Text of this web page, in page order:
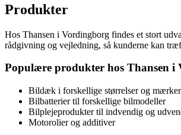
Produkter
Hos Thansen i Vordingborg findes et stort
rådgivning og vejledning, så kunderne kan
Populære produkter hos Thansen
Bildæk i forskellige størrelser og mærker
Bilbatterier til forskellige bilmodeller
Bilplejeprodukter til indvendig og
Motorolier og additiver